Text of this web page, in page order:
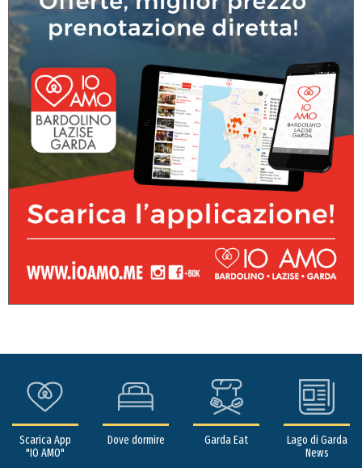
Scarica App
"IO AMO"
Dove dormire Garda Eat
Lago di Garda
News